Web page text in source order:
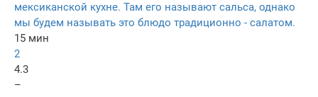
мексиканской кухне. Там его называют сальса, однако
мы будем называть это блюдо традиционно - салатом.
15 мин
2
4.3
–